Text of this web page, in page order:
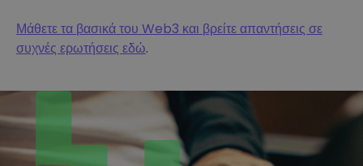
Μάθετε τα βασικά του Web3 και βρείτε απαντήσεις σε
συχνές ερωτήσεις εδώ.